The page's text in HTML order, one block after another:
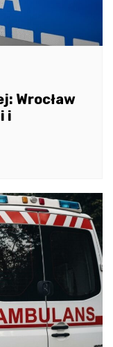
Wrocław
i